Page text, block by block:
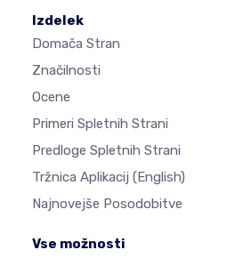
Izdelek
Domača Stran
Značilnosti
Ocene
Primeri Spletnih Strani
Predloge Spletnih Strani
Tržnica Aplikacij (English)
Najnovejše Posodobitve
Vse možnosti